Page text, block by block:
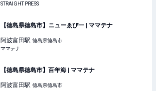
STRAIGHT PRESS
【徳島県徳島市】ニューゑび一 | ママテナ
阿波富田駅 徳島県徳島市
ママテナ
【徳島県徳島市】百年海 | ママテナ
阿波富田駅 徳島県徳島市